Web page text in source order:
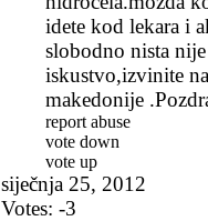
idete kod lekara i
slobodno nista
iskustvo,izvinite
makedonije
report abuse
vote down
vote up
siječnja 25, 2012
Votes: -3